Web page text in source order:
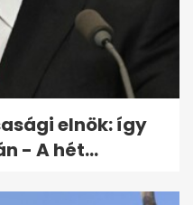
telefon apró
hangzás miatt is
elnök: így
- A hét...